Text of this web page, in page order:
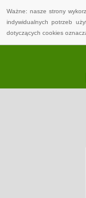
Ważne: nasze strony
indywidualnych potrzeb
dotyczących cookies